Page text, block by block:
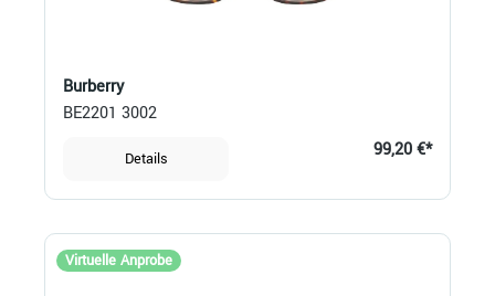
Burberry
BE2201 3002
Details 99,20 €*
Virtuelle Anprobe